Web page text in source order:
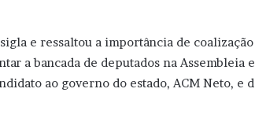
e ressaltou a importância de coalização
a bancada de deputados na Assembleia e
ao governo do estado, ACM Neto, e